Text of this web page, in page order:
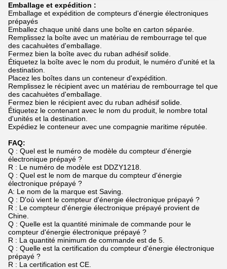
Emballage et expédition :
Emballage et expédition de compteurs d'énergie électroniques
prépayés
Emballez chaque unité dans une boîte en carton séparée.
Remplissez la boîte avec un matériau de rembourrage tel que
des cacahuètes d'emballage.
Fermez bien la boîte avec du ruban adhésif solide.
Étiquetez la boîte avec le nom du produit, le numéro d'unité et la
destination.
Placez les boîtes dans un conteneur d'expédition.
Remplissez le récipient avec un matériau de rembourrage tel que
des cacahuètes d'emballage.
Fermez bien le récipient avec du ruban adhésif solide.
Étiquetez le contenant avec le nom du produit, le nombre total
d'unités et la destination.
Expédiez le conteneur avec une compagnie maritime réputée.
FAQ:
Q : Quel est le numéro de modèle du compteur d'énergie
électronique prépayé ?
R : Le numéro de modèle est DDZY1218.
Q : Quel est le nom de marque du compteur d'énergie
électronique prépayé ?
A: Le nom de la marque est Saving.
Q : D'où vient le compteur d'énergie électronique prépayé ?
R : Le compteur d'énergie électronique prépayé provient de
Chine.
Q : Quelle est la quantité minimale de commande pour le
compteur d'énergie électronique prépayé ?
R : La quantité minimum de commande est de 5.
Q : Quelle est la certification du compteur d'énergie électronique
prépayé ?
R : La certification est CE.